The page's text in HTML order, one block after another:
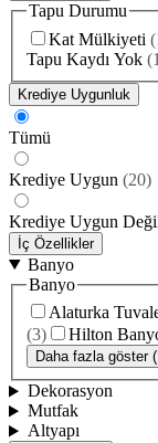
Tapu Durumu
Kat Mülkiyeti (
Tapu Kaydı Yok (1
Krediye Uygunluk
Tümü
Krediye Uygun (20)
Krediye Uygun
İç Özellikler
Banyo
Banyo
Alaturka
(3) Hilton
Daha fazla göster
Dekorasyon
Mutfak
Altyapı